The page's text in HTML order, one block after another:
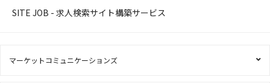
SITE JOB - 求人検索サイト構築サービス
マーケットコミュニケーションズ